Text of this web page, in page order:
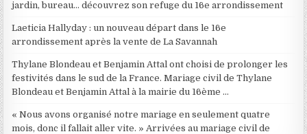
jardin, bureau… découvrez son refuge du 16e arrondissement
Laeticia Hallyday : un nouveau départ dans le 16e
arrondissement après la vente de La Savannah
Thylane Blondeau et Benjamin Attal ont choisi de prolonger les
festivités dans le sud de la France. Mariage civil de Thylane
Blondeau et Benjamin Attal à la mairie du 16ème …
« Nous avons organisé notre mariage en seulement quatre
mois, donc il fallait aller vite. » Arrivées au mariage civil de